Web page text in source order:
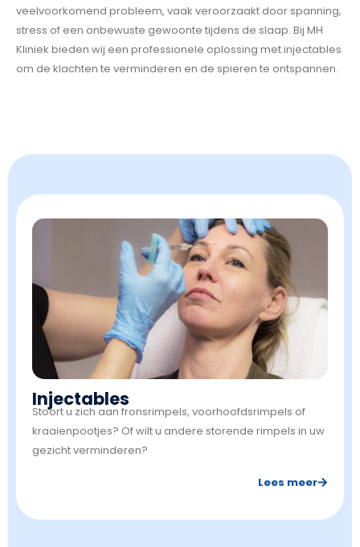
veelvoorkomend probleem, vaak veroorzaakt door spanning,
stress of een onbewuste gewoonte tijdens de slaap. Bij MH
Kliniek bieden wij een professionele oplossing met injectables
om de klachten te verminderen en de spieren te ontspannen.
Injectables
Stoort u zich aan fronsrimpels, voorhoofdsrimpels of
kraaienpootjes? Of wilt u andere storende rimpels in uw
gezicht verminderen?
Lees meer